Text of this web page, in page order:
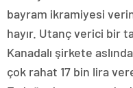
bayram ikramiyesi
hayır. Utanç verici bir
Kanadalı şirkete
çok rahat 17 bin lira